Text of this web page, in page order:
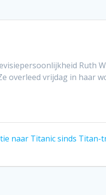
Ruth
overleed vrijdag in haar
naar Titanic sinds Titan-